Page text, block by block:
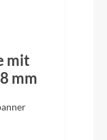
mit
mm